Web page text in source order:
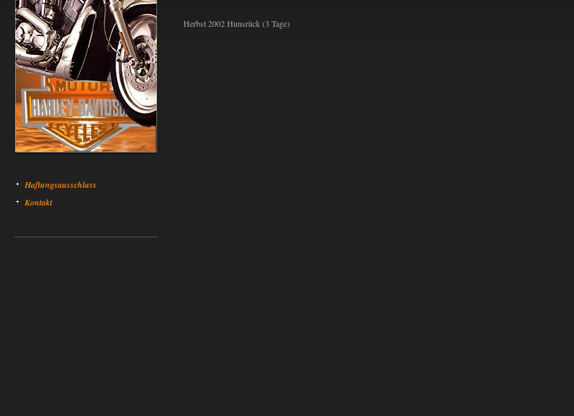
Haftungsausschluss
Kontakt
Herbst 2002 Hunsrück (3 Tage)